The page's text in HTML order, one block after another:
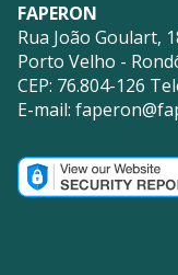
FAPERON
Rua João Goulart,
Porto Velho -
CEP: 76.804-126
E-mail: